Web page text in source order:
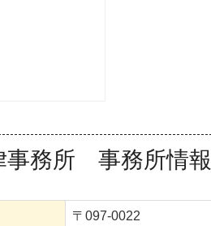
事務所 事務所情報
〒097-0022